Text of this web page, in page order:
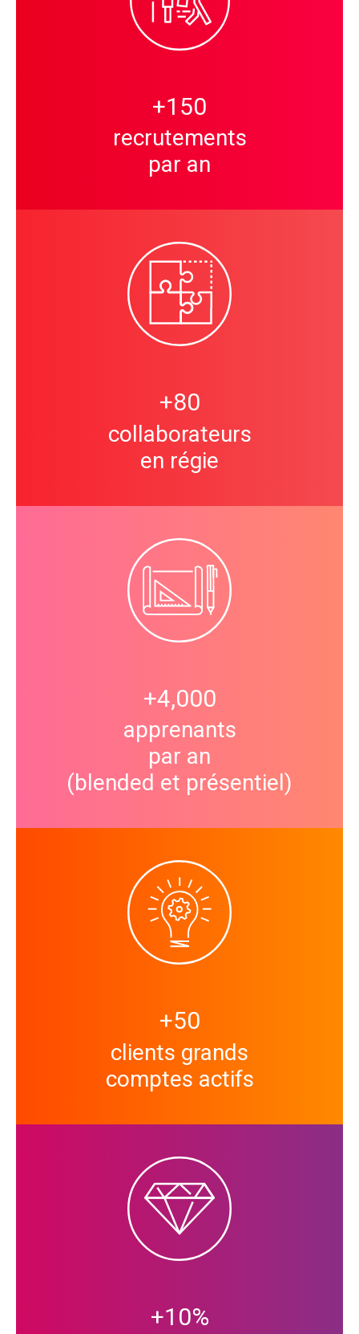
recrutements
par an
+150
collaborateurs
en régie
+80
apprenants
par an
(blended et présentiel)
+4,000
clients grands
comptes actifs
+50
+10%